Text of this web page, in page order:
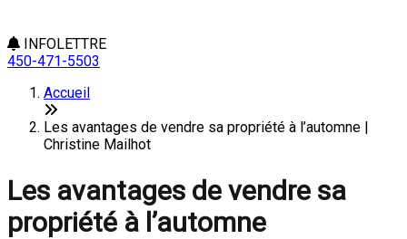
INFOLETTRE
450-471-5503
Accueil
Les avantages de vendre sa propriété à l’automne |
Christine Mailhot
Les avantages de vendre sa
propriété à l’automne